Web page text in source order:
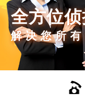
全方位
解决您所有